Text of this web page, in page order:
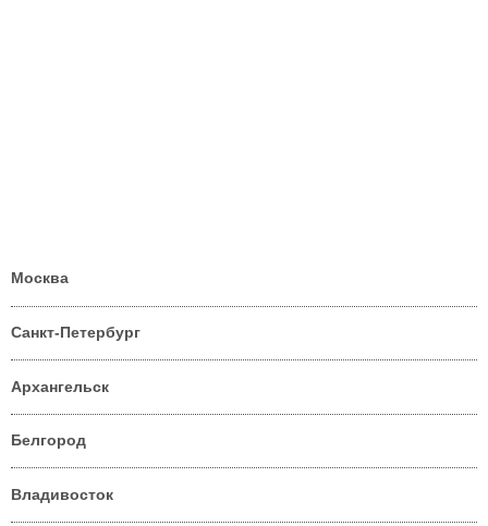
Москва
Санкт-Петербург
Архангельск
Белгород
Владивосток